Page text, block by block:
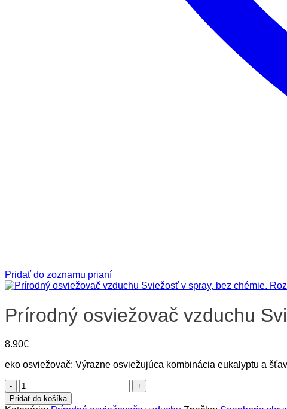
Pridať do zoznamu prianí
Prírodný osviežovač vzduchu
8.90€
eko osviežovač: Výrazne osviežujúca kombinácia eukalyptu a
množstvo
Prírodný
osviežovač
Pridať do košíka